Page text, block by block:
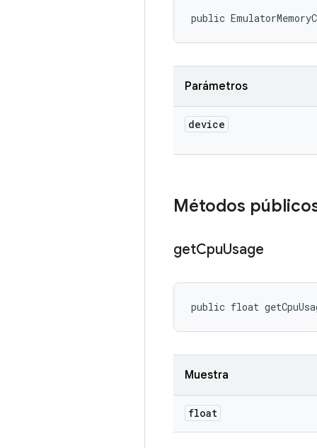
public
Parámetros
device
Métodos
getCpuUsage
public float
Muestra
float